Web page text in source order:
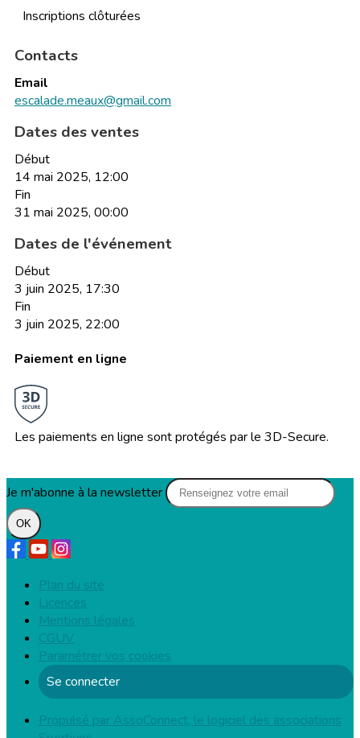
Inscriptions clôturées
Contacts
Email
escalade.meaux@gmail.com
Dates des ventes
Début
14 mai 2025, 12:00
Fin
31 mai 2025, 00:00
Dates de l'événement
Début
3 juin 2025, 17:30
Fin
3 juin 2025, 22:00
Paiement en ligne
Les paiements en ligne sont protégés par le 3D-Secure.
Je m'abonne à la newsletter
OK
Plan du site
Licences
Mentions légales
CGUV
Paramétrer vos cookies
Se connecter
Propulsé par AssoConnect, le logiciel des associations